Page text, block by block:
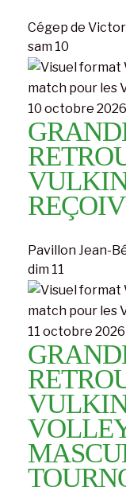
Cégep de
sam 10
10 octobre
Pavillon Jean-
dim 11
11 octobre 2026